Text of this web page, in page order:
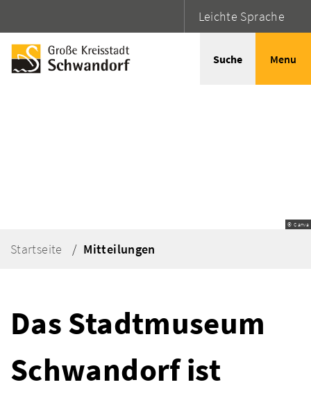
Leichte Sprache
Suche Menu
© Canva
Startseite Mitteilungen
Das Stadtmuseum
Schwandorf ist